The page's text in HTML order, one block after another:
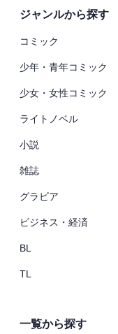
ジャンルから探す
コミック
少年・青年コミック
少女・女性コミック
ライトノベル
小説
雑誌
グラビア
ビジネス・経済
BL
TL
一覧から探す